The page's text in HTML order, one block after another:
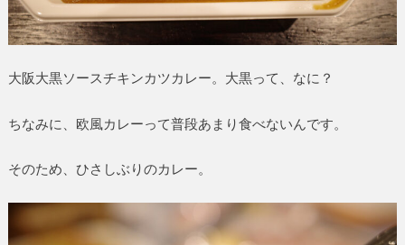
大阪大黒ソースチキンカツカレー。大黒って、なに？
ちなみに、欧風カレーって普段あまり食べないんです。
そのため、ひさしぶりのカレー。